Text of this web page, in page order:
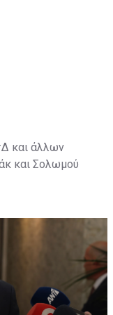
και άλλων
και Σολωμού